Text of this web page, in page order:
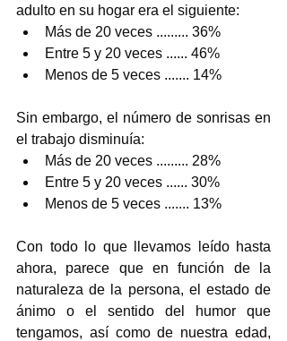
adulto en su hogar era el siguiente:
Más de 20 veces ......... 36%
Entre 5 y 20 veces ...... 46%
Menos de 5 veces ....... 14%
Sin embargo, el número de sonrisas en
el trabajo disminuía:
Más de 20 veces ......... 28%
Entre 5 y 20 veces ...... 30%
Menos de 5 veces ....... 13%
Con todo lo que llevamos leído hasta
ahora, parece que en función de la
naturaleza de la persona, el estado de
ánimo o el sentido del humor que
tengamos, así como de nuestra edad,